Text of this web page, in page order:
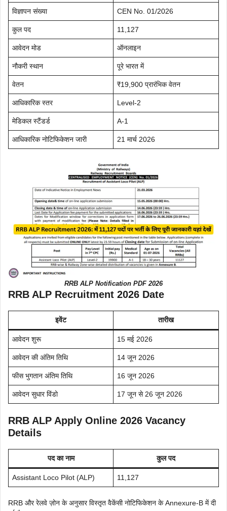
विज्ञापन संख्या CEN No. 01/2026
कुल पद 11,127
आवेदन मोड ऑनलाइन
नौकरी स्थान पूरे भारत में
वेतन ₹19,900 प्रारंभिक वेतन
आधिकारिक स्तर Level-2
मेडिकल स्टैंडर्ड A-1
आधिकारिक नोटिफिकेशन जारी 21 मार्च 2026
RRB ALP Notification PDF 2026
RRB ALP Recruitment 2026 Date
इवेंट तारीख
आवेदन शुरू 15 मई 2026
आवेदन की अंतिम तिथि 14 जून 2026
फीस भुगतान अंतिम तिथि 16 जून 2026
आवेदन सुधार विंडो 17 जून से 26 जून 2026
RRB ALP Apply Online 2026 Vacancy
Details
पद का नाम कुल पद
Assistant Loco Pilot (ALP) 11,127
RRB और रेलवे ज़ोन के अनुसार विस्तृत वैकेंसी नोटिफिकेशन के Annexure-B में दी